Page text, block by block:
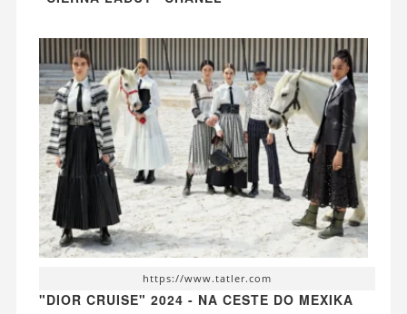
https://www.tatler.com
"DIOR CRUISE" 2024 - NA CESTE DO MEXIKA